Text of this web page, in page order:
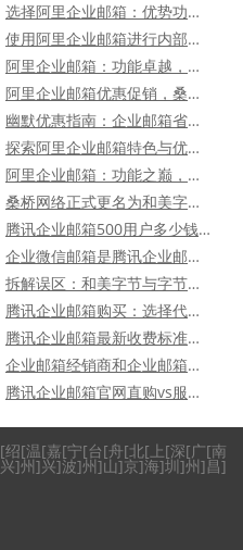
选择阿里企业邮箱：优势功能详解，桑桥网络优惠服务推荐！
使用阿里企业邮箱进行内部交流的好处
阿里企业邮箱：功能卓越，优势尽显，选择桑桥网络享全方位服务
阿里企业邮箱优惠促销，桑桥网络官方授权，超值长效套餐推荐
幽默优惠指南：企业邮箱省钱攻略，桑桥网络助您轻松选择！
探索阿里企业邮箱特色与优势，桑桥网络春节优惠助力升级
阿里企业邮箱：功能之巅，优势尽显，桑桥网络助力企业腾飞
桑桥网络正式更名为和美字节，新官网www.hmzj.tech启用
腾讯企业邮箱500用户多少钱一年？最新优惠价来了！
企业微信邮箱是腾讯企业邮箱吗？
拆解误区：和美字节与字节跳动无关联，专注企业服务的差异化之路
腾讯企业邮箱购买：选择代理商桑桥网络的好处多（简明版）
腾讯企业邮箱最新收费标准多少钱一年（优惠后）
企业邮箱经销商和企业邮箱服务商有什么区别？
腾讯企业邮箱官网直购vs服务商购买，省钱更享专属优质服务
[绍
兴]
[温
州]
[嘉
兴]
[宁
波]
[台
州]
[舟
山]
[北
京]
[ 上
海]
[深
圳]
[广
州]
[南
昌]